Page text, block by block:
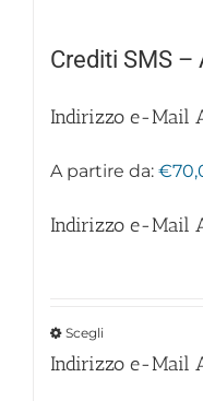
Crediti SMS –
Indirizzo e-Mail
A partire da: €
Indirizzo e-Mail
Scegli
Indirizzo e-Mail